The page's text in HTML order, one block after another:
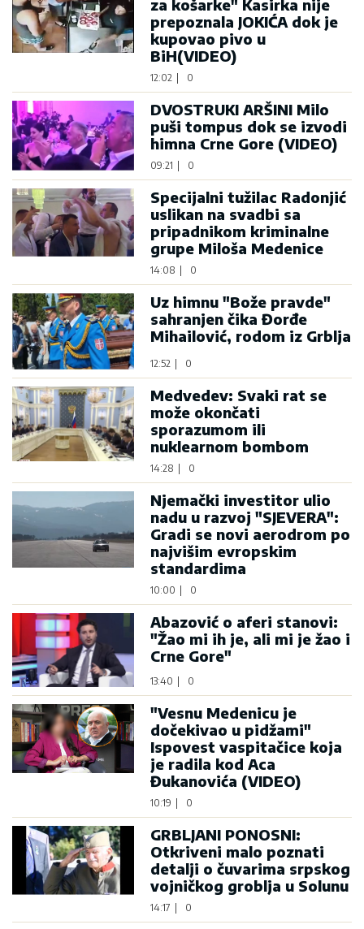
za košarke" Kasirka nije
prepoznala JOKIĆA dok je
kupovao pivo u
BiH(VIDEO)
12:02 0
DVOSTRUKI ARŠINI Milo
puši tompus dok se izvodi
himna Crne Gore (VIDEO)
09:21 0
Specijalni tužilac Radonjić
uslikan na svadbi sa
pripadnikom kriminalne
grupe Miloša Medenice
14:08 0
Uz himnu "Bože pravde"
sahranjen čika Đorđe
Mihailović, rodom iz Grblja
12:52 0
Medvedev: Svaki rat se
može okončati
sporazumom ili
nuklearnom bombom
14:28 0
Njemački investitor ulio
nadu u razvoj "SJEVERA":
Gradi se novi aerodrom po
najvišim evropskim
standardima
10:00 0
Abazović o aferi stanovi:
"Žao mi ih je, ali mi je žao i
Crne Gore"
13:40 0
"Vesnu Medenicu je
dočekivao u pidžami"
Ispovest vaspitačice koja
je radila kod Aca
Đukanovića (VIDEO)
10:19 0
GRBLJANI PONOSNI:
Otkriveni malo poznati
detalji o čuvarima srpskog
vojničkog groblja u Solunu
14:17 0